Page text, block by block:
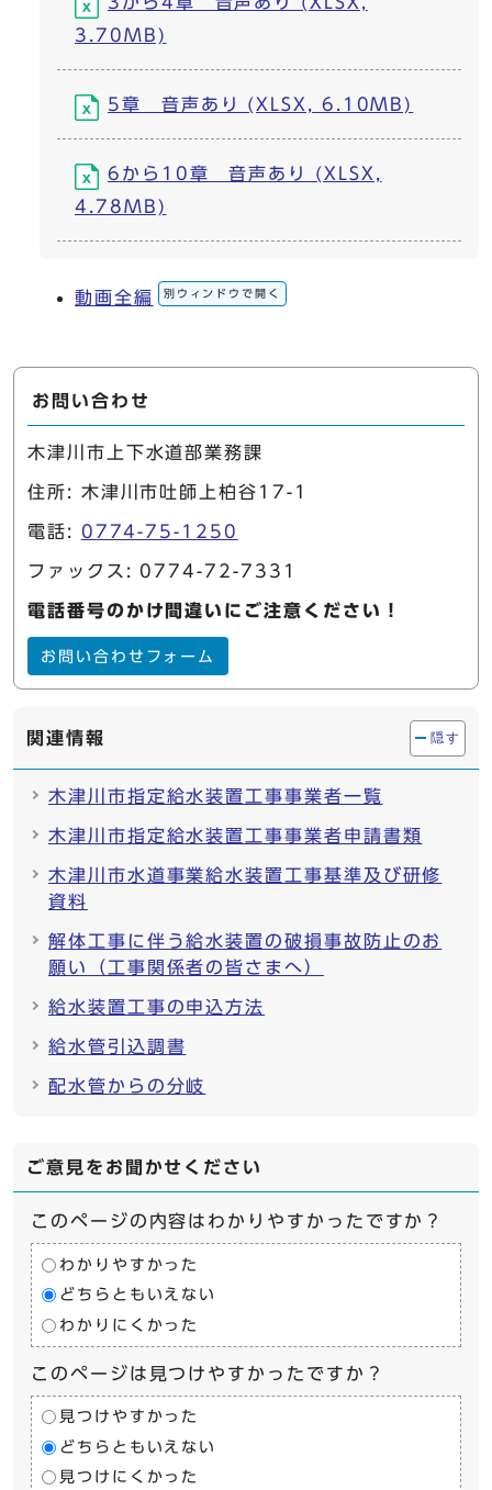
3.70MB)
5章 音声あり (XLSX, 6.10MB)
6から10章 音声あり (XLSX,
4.78MB)
動画全編 別ウィンドウで開く
お問い合わせ
木津川市上下水道部業務課
住所: 木津川市吐師上柏谷17-1
電話: 0774-75-1250
ファックス: 0774-72-7331
電話番号のかけ間違いにご注意ください！
お問い合わせフォーム
関連情報 隠す
木津川市指定給水装置工事事業者一覧
木津川市指定給水装置工事事業者申請書類
木津川市水道事業給水装置工事基準及び研修
資料
解体工事に伴う給水装置の破損事故防止のお
願い（工事関係者の皆さまへ）
給水装置工事の申込方法
給水管引込調書
配水管からの分岐
ご意見をお聞かせください
このページの内容はわかりやすかったですか？
わかりやすかった
どちらともいえない
わかりにくかった
このページは見つけやすかったですか？
見つけやすかった
どちらともいえない
見つけにくかった